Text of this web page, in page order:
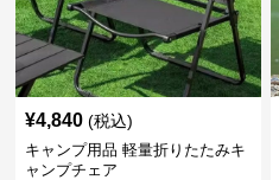
¥4,840 (税込)
キャンプ用品 軽量折りたたみキ
ャンプチェア